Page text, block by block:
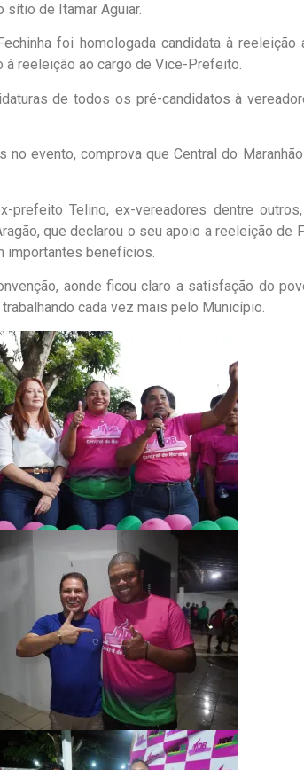
sítio de Itamar Aguiar.
foi homologada candidata à
à reeleição ao cargo de Vice-Prefeito.
de todos os pré-candidatos à
evento, comprova que Central do
prefeito Telino, ex-vereadores dentre
que declarou o seu apoio a reeleição de
importantes benefícios.
aonde ficou claro a satisfação do
cada vez mais pelo Município.